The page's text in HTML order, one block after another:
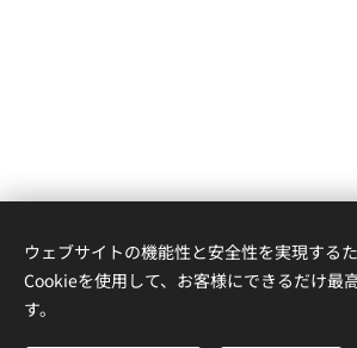
ウェブサイトの機能性と安全性を実現する
Cookieを使用して、お客様にできるだけ最
す。